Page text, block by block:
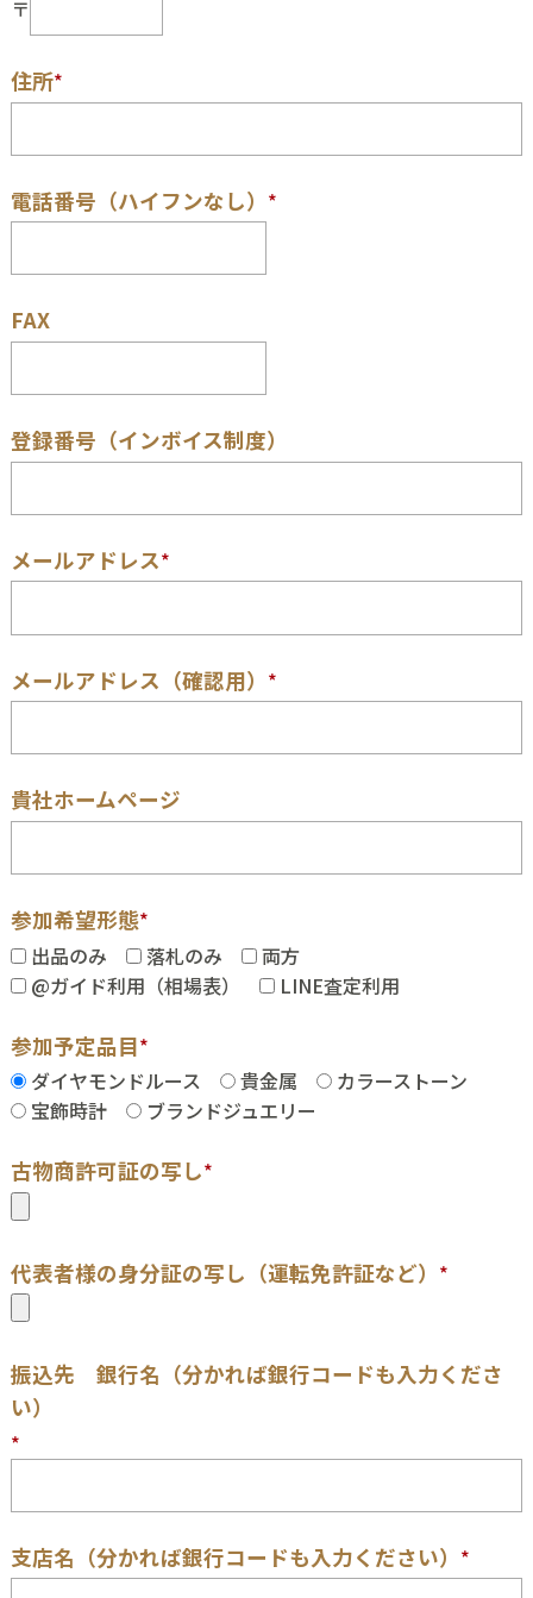
〒
住所*
電話番号（ハイフンなし） *
FAX
登録番号（インボイス制度）
メールアドレス*
メールアドレス（確認用） *
貴社ホームページ
参加希望形態*
出品のみ
落札のみ
両方
@ガイド利用（相場表）
LINE査定利用
参加予定品目*
ダイヤモンドルース
貴金属
カラーストーン
宝飾時計
ブランドジュエリー
古物商許可証の写し*
代表者様の身分証の写し（運転免許証など） *
振込先 銀行名（分かれば銀行コードも入力くださ
い）
*
支店名（分かれば銀行コードも入力ください） *